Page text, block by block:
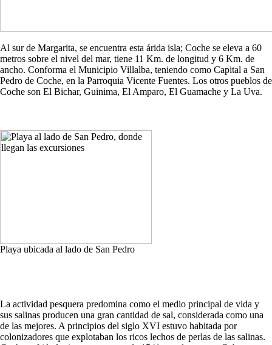
Al sur de Margarita, se encuentra esta árida isla; Coche se eleva a 60
metros sobre el nivel del mar, tiene 11 Km. de longitud y 6 Km. de
ancho. Conforma el Municipio Villalba, teniendo como Capital a San
Pedro de Coche, en la Parroquia Vicente Fuentes. Los otros pueblos de
Coche son El Bichar, Guinima, El Amparo, El Guamache y La Uva.
Playa ubicada al lado de San Pedro
La actividad pesquera predomina como el medio principal de vida y
sus salinas producen una gran cantidad de sal, considerada como una
de las mejores. A principios del siglo XVI estuvo habitada por
colonizadores que explotaban los ricos lechos de perlas de las salinas.